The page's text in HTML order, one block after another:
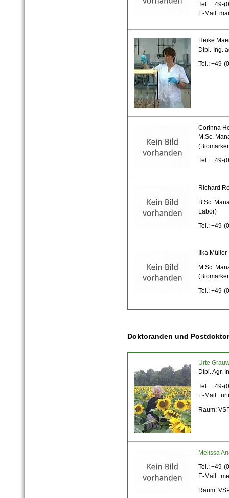
Tel.: +49-
E-Mail:
Heike
Dipl.-Ing.
Tel.: +49-
Corinna
M.Sc.
Tel.: +49-
Richard
B.Sc.
Labor)
Tel.: +49-
Ilka Müller
M.Sc.
Tel.: +49-
Doktoranden und
Urte
Dipl. Agr.
Tel.: +49-
E-Mail:
Raum:
Melissa
Tel.: +49-
E-Mail:
Raum: